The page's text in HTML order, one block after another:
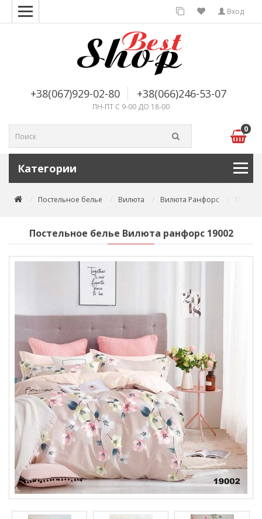
Вход
+38(067)929-02-80 +38(066)246-53-07
ПН-ПТ С 9-00 ДО 18-00
0
Категории
Постельное белье Вилюта Вилюта Ранфорс
Постельное белье Вилюта ранфорс 19002